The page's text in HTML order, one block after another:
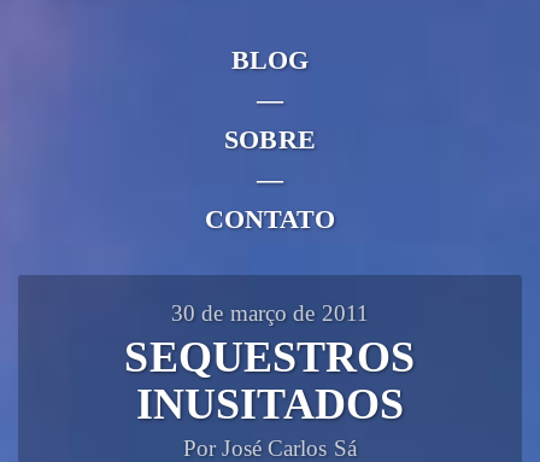
BLOG
—
SOBRE
—
CONTATO
30 de março de 2011
SEQUESTROS
INUSITADOS
Por José Carlos Sá